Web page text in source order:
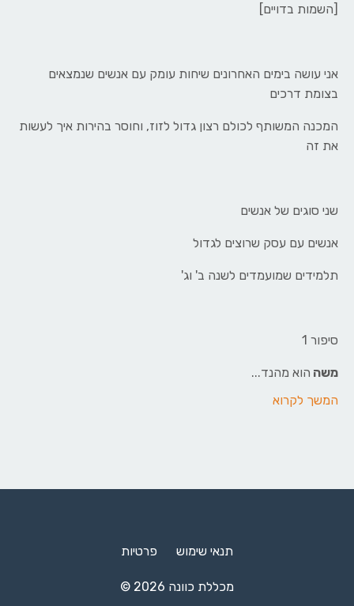
[השמות בדויים]
אני עושה בימים האחרונים שיחות עומק עם אנשים שנמצאים
בצומת דרכים
המכנה המשותף לכולם רצון גדול לזוז, וחוסר בהירות איך לעשות
את זה
שני סוגים של אנשים
אנשים עם עסק שרוצים לגדול
תלמידים שמועמדים לשנה ב' וג'
סיפור 1
משה הוא מהנד...
המשך לקרוא
תנאי שימוש פרטיות
© 2026 מכללת כוונה